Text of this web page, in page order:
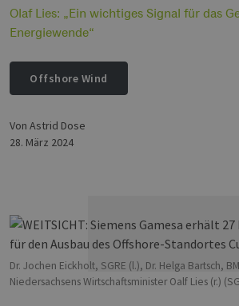
Olaf Lies: „Ein wichtiges Signal für das
Energiewende“
Offshore Wind
Dr. Jochen Eickholt, SGRE (l.), Dr. Helga Bartsch,
Niedersachsens Wirtschaftsminister Oalf Lies (r.)
von Astrid Dose
28. März 2024